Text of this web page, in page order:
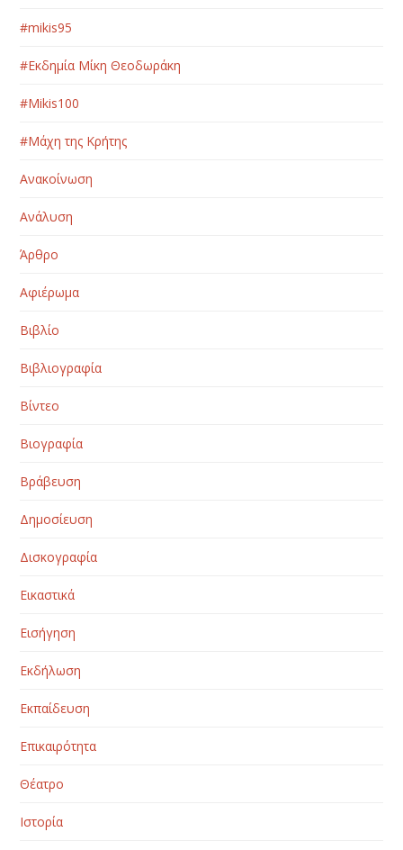
#mikis95
#Εκδημία Μίκη Θεοδωράκη
#Μikis100
#Μάχη της Κρήτης
Ανακοίνωση
Ανάλυση
Άρθρο
Αφιέρωμα
Βιβλίο
Βιβλιογραφία
Βίντεο
Βιογραφία
Βράβευση
Δημοσίευση
Δισκογραφία
Εικαστικά
Εισήγηση
Εκδήλωση
Εκπαίδευση
Επικαιρότητα
Θέατρο
Ιστορία